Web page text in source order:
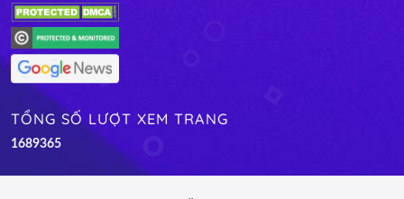
TỔNG SỐ LƯỢT XEM TRANG
1689365